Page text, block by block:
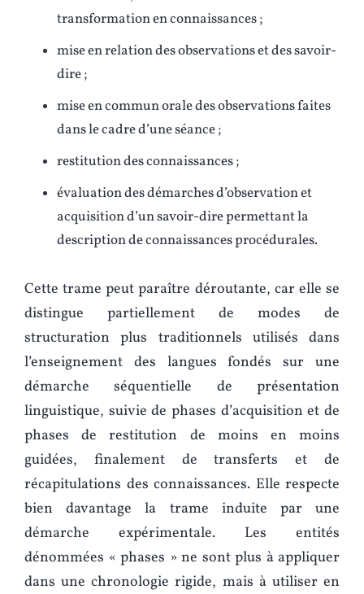
transformation en connaissances ;
mise en relation des observations et des savoir-
dire ;
mise en commun orale des observations faites
dans le cadre d’une séance ;
restitution des connaissances ;
évaluation des démarches d’observation et
acquisition d’un savoir-dire permettant la
description de connaissances procédurales.
Cette trame peut paraître déroutante, car elle se
distingue partiellement de modes de
structuration plus traditionnels utilisés dans
l’enseignement des langues fondés sur une
démarche séquentielle de présentation
linguistique, suivie de phases d’acquisition et de
phases de restitution de moins en moins
guidées, finalement de transferts et de
récapitulations des connaissances. Elle respecte
bien davantage la trame induite par une
démarche expérimentale. Les entités
dénommées « phases » ne sont plus à appliquer
dans une chronologie rigide, mais à utiliser en